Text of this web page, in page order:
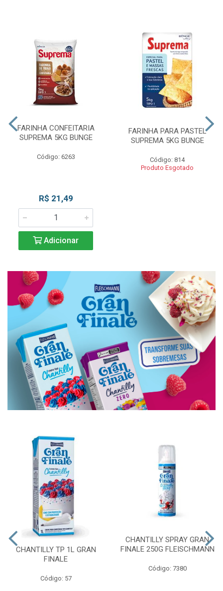
FARINHA CONFEITARIA
SUPREMA 5KG BUNGE
Código: 6263
R$ 21,49
Adicionar
FARINHA PARA PASTEL
SUPREMA 5KG BUNGE
Código: 814
Produto Esgotado
CHANTILLY TP 1L GRAN
FINALE
Código: 57
CHANTILLY SPRAY GRAN
FINALE 250G FLEISCHMANN
Código: 7380